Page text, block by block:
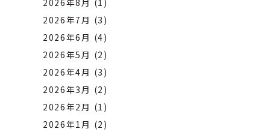
2026年8月 (1)
2026年7月 (3)
2026年6月 (4)
2026年5月 (2)
2026年4月 (3)
2026年3月 (2)
2026年2月 (1)
2026年1月 (2)